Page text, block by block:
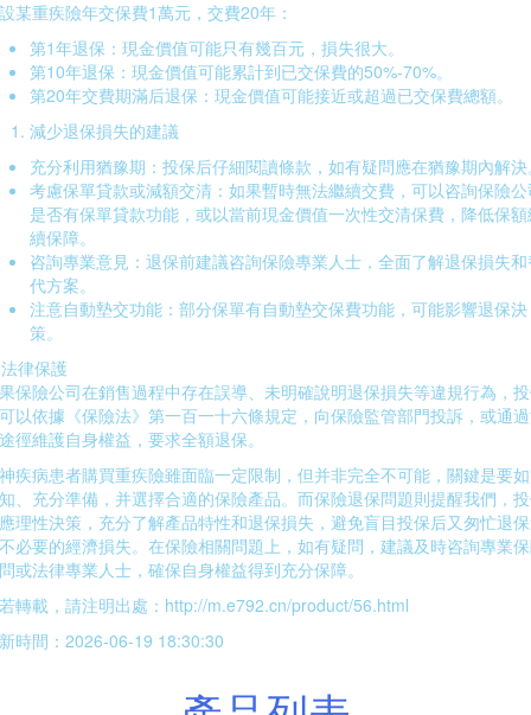
某重疾險年交保費1萬元，交費20年：
第1年退保：現金價值可能只有幾百元，損失很大。
第10年退保：現金價值可能累計到已交保費的50%-70%。
第20年交費期滿后退保：現金價值可能接近或超過已交保費總額。
減少退保損失的建議
充分利用猶豫期：投保后仔細閱讀條款，如有疑問應在猶豫期內解
考慮保單貸款或減額交清：如果暫時無法繼續交費，可以咨詢保險
是否有保單貸款功能，或以當前現金價值一次性交清保費，降低保
續保障。
咨詢專業意見：退保前建議咨詢保險專業人士，全面了解退保損失
代方案。
注意自動墊交功能：部分保單有自動墊交保費功能，可能影響退保決
策。
律保護
保險公司在銷售過程中存在誤導、未明確說明退保損失等違規行為，
以依據《保險法》第一百一十六條規定，向保險監管部門投訴，或通
徑維護自身權益，要求全額退保。
疾病患者購買重疾險雖面臨一定限制，但并非完全不可能，關鍵是要
、充分準備，并選擇合適的保險產品。而保險退保問題則提醒我們，
理性決策，充分了解產品特性和退保損失，避免盲目投保后又匆忙退
必要的經濟損失。在保險相關問題上，如有疑問，建議及時咨詢專業
或法律專業人士，確保自身權益得到充分保障。
轉載，請注明出處：http://m.e792.cn/product/56.html
時間：2026-06-19 18:30:30